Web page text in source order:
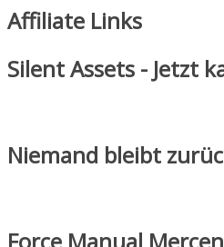
Affiliate Links
Silent Assets - Jetzt
Niemand bleibt